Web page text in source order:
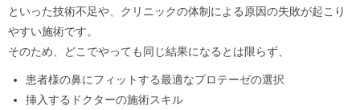
といった技術不足や、クリニックの体制による原因の失敗が起こり
やすい施術です。
そのため、どこでやっても同じ結果になるとは限らず、
患者様の鼻にフィットする最適なプロテーゼの選択
挿入するドクターの施術スキル